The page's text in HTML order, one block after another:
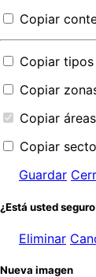
Copiar
Copiar
Copiar
Copiar
Copiar
Guardar
¿Está usted
Eliminar
Nueva imagen